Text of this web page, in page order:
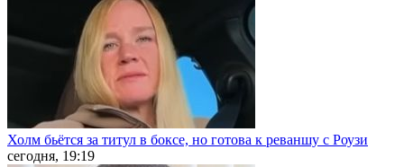
Холм бьётся за титул в боксе, но готова к реваншу с Роузи
сегодня, 19:19